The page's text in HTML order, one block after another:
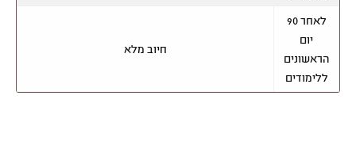
לאחר 90
יום
הראשונים
ללימודים
חיוב מלא